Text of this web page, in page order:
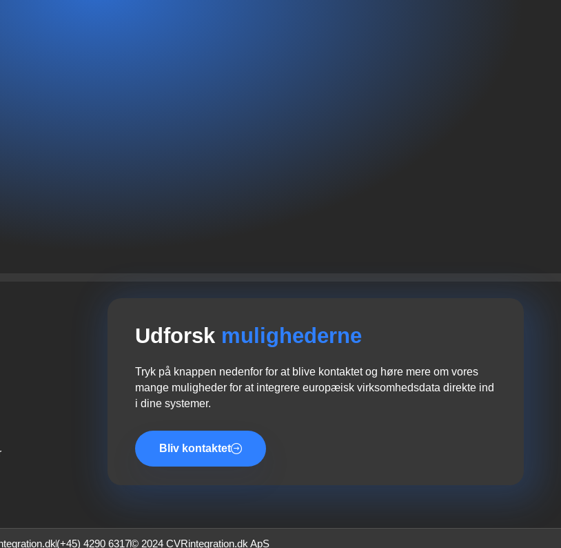
Udforsk mulighederne
Tryk på knappen nedenfor for at blive kontaktet og høre mere om vores
mange muligheder for at integrere europæisk virksomhedsdata direkte ind
i dine systemer.
Bliv kontaktet
(+45) 4290 6317© 2024 CVRintegration.dk ApS